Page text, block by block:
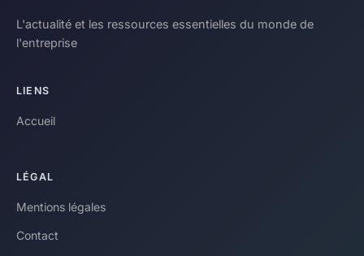
L'actualité et les ressources essentielles du monde de
l'entreprise
LIENS
Accueil
LÉGAL
Mentions légales
Contact